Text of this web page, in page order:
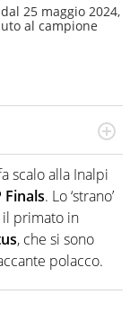
25 maggio 2024,
al campione
vivere ogni evento
smisurata per il
è una cosa
scalo alla Inalpi
Finals. Lo ‘strano’
primato in
, che si sono
polacco.